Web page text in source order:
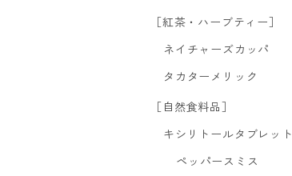
［紅茶・ハーブティー］
ネイチャーズカッパ
タカターメリック
［自然食料品］
キシリトールタブレット
ペッパースミス